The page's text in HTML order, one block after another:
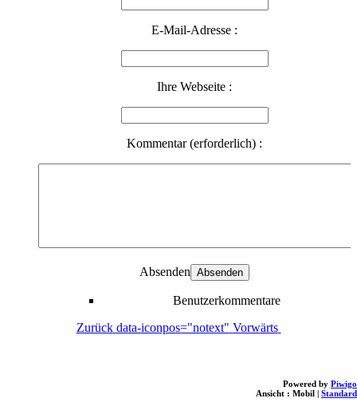
E-Mail-Adresse :
Ihre Webseite :
Kommentar (erforderlich) :
Absenden
Benutzerkommentare
Zurück data-iconpos="notext" Vorwärts
Powered by Piwigo
Ansicht : Mobil | Standard